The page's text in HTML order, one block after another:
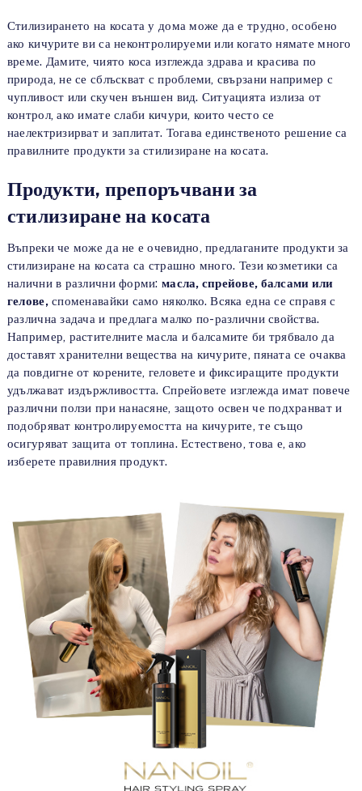
Стилизирането на косата у дома може да е трудно, особено
ако кичурите ви са неконтролируеми или когато нямате много
време. Дамите, чиято коса изглежда здрава и красива по
природа, не се сблъскват с проблеми, свързани например с
чупливост или скучен външен вид. Ситуацията излиза от
контрол, ако имате слаби кичури, които често се
наелектризирват и заплитат. Тогава единственото решение са
правилните продукти за стилизиране на косата.
Продукти, препоръчвани за
стилизиране на косата
Въпреки че може да не е очевидно, предлаганите продукти за
стилизиране на косата са страшно много. Тези козметики са
налични в различни форми: масла, спрейове, балсами или
гелове,споменавайки само няколко. Всяка една се справя с
различна задача и предлага малко по-различни свойства.
Например, растителните масла и балсамите би трябвало да
доставят хранителни вещества на кичурите, пяната се очаква
да повдигне от корените, геловете и фиксиращите продукти
удължават издържливостта. Спрейовете изглежда имат повече
различни ползи при нанасяне, защото освен че подхранват и
подобряват контролируемостта на кичурите, те също
осигуряват защита от топлина. Естествено, това е, ако
изберете правилния продукт.